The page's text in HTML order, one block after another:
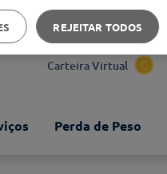
Carteira Virtual
Perda de Peso
REJEITAR TODOS